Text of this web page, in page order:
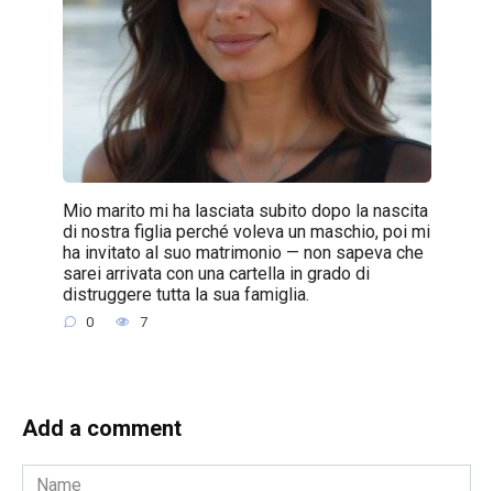
Mio marito mi ha lasciata subito dopo la nascita
di nostra figlia perché voleva un maschio, poi mi
ha invitato al suo matrimonio — non sapeva che
sarei arrivata con una cartella in grado di
distruggere tutta la sua famiglia.
0 7
Add a comment
Name